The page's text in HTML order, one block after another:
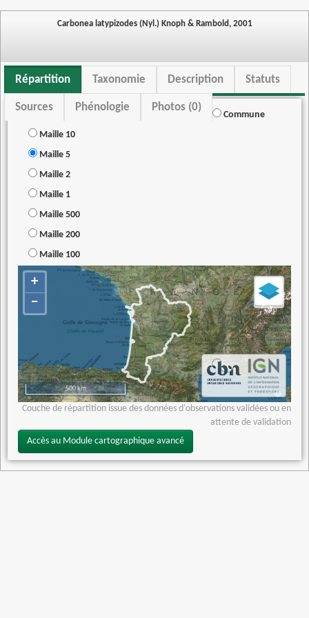
Carbonea latypizodes (Nyl.) Knoph & Rambold, 2001
Répartition Taxonomie Description Statuts
Sources Phénologie Photos (0)
Commune
Maille 10
Maille 5
Maille 2
Maille 1
Maille 500
Maille 200
Maille 100
+
−
500 km
Couche de répartition issue des données d'observations validées ou en
attente de validation
Accès au Module cartographique avancé